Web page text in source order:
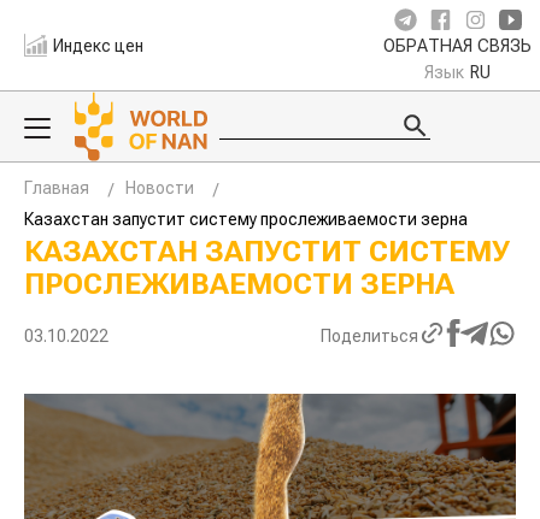
Индекс цен ОБРАТНАЯ СВЯЗЬ
Язык RU
Главная
Новости
Казахстан запустит систему прослеживаемости зерна
КАЗАХСТАН ЗАПУСТИТ СИСТЕМУ
ПРОСЛЕЖИВАЕМОСТИ ЗЕРНА
03.10.2022 Поделиться